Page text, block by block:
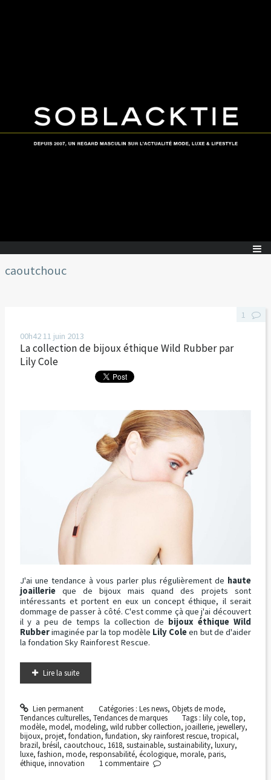
caoutchouc
00h4211 juin 2013
La collection de bijoux éthique Wild Rubber par
Lily Cole
J'ai une tendance à vous parler plus régulièrement de haute
joaillerieque de bijoux mais quand des projets sont
intéressants et portent en eux un concept éthique, il serait
dommage de passer à côté. C'est comme çà que j'ai découvert
il y a peu de temps la collection de bijoux éthique Wild
Rubberimaginée par la top modèle Lily Coleen but de d'aider
la fondation Sky Rainforest Rescue.
Lire la suite
Lien permanent Catégories : Les news, Objets de mode,
Tendances culturelles, Tendances de marques Tags :lily cole,top,
modèle, model, modeling, wild rubber collection, joaillerie, jewellery,
bijoux, projet, fondation, fundation, sky rainforest rescue, tropical,
brazil, brésil, caoutchouc, 1618, sustainable, sustainability, luxury,
luxe, fashion, mode, responsabilité, écologique, morale, paris,
éthique, innovation
1
1commentaire